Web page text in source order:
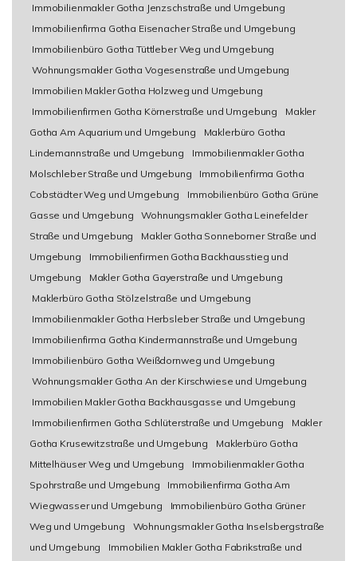
Immobilienmakler Gotha Jenzschstraße und Umgebung
Immobilienfirma Gotha Eisenacher Straße und Umgebung
Immobilienbüro Gotha Tüttleber Weg und Umgebung
Wohnungsmakler Gotha Vogesenstraße und Umgebung
Immobilien Makler Gotha Holzweg und Umgebung
Immobilienfirmen Gotha Körnerstraße und Umgebung
Makler
Gotha Am Aquarium und Umgebung
Maklerbüro Gotha
Lindemannstraße und Umgebung
Immobilienmakler Gotha
Molschleber Straße und Umgebung
Immobilienfirma Gotha
Cobstädter Weg und Umgebung
Immobilienbüro Gotha Grüne
Gasse und Umgebung
Wohnungsmakler Gotha Leinefelder
Straße und Umgebung
Makler Gotha Sonneborner Straße und
Umgebung
Immobilienfirmen Gotha Backhausstieg und
Umgebung
Makler Gotha Gayerstraße und Umgebung
Maklerbüro Gotha Stölzelstraße und Umgebung
Immobilienmakler Gotha Herbsleber Straße und Umgebung
Immobilienfirma Gotha Kindermannstraße und Umgebung
Immobilienbüro Gotha Weißdornweg und Umgebung
Wohnungsmakler Gotha An der Kirschwiese und Umgebung
Immobilien Makler Gotha Backhausgasse und Umgebung
Immobilienfirmen Gotha Schlüterstraße und Umgebung
Makler
Gotha Krusewitzstraße und Umgebung
Maklerbüro Gotha
Mittelhäuser Weg und Umgebung
Immobilienmakler Gotha
Spohrstraße und Umgebung
Immobilienfirma Gotha Am
Wiegwasser und Umgebung
Immobilienbüro Gotha Grüner
Weg und Umgebung
Wohnungsmakler Gotha Inselsbergstraße
und Umgebung
Immobilien Makler Gotha Fabrikstraße und